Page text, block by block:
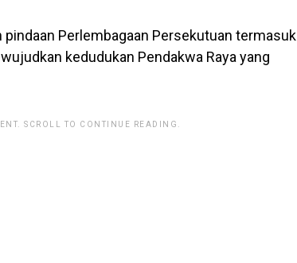
Perlembagaan Persekutuan termasuk
kedudukan Pendakwa Raya yang
SCROLL TO CONTINUE READING.